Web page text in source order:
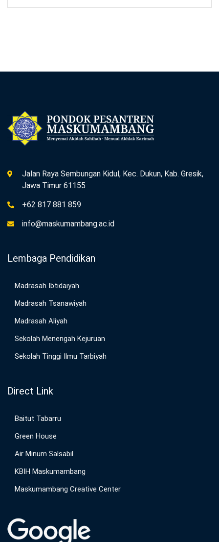
Jalan Raya Sembungan Kidul, Kec. Dukun, Kab. Gresik,
Jawa Timur 61155
+62 817 881 859
info@maskumambang.ac.id
Lembaga Pendidikan
Madrasah Ibtidaiyah
Madrasah Tsanawiyah
Madrasah Aliyah
Sekolah Menengah Kejuruan
Sekolah Tinggi Ilmu Tarbiyah
Direct Link
Baitut Tabarru
Green House
Air Minum Salsabil
KBIH Maskumambang
Maskumambang Creative Center